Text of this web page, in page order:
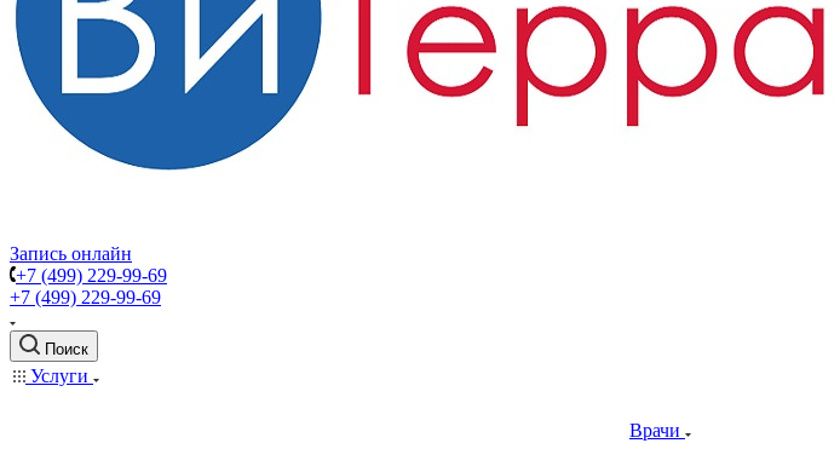
Запись онлайн
+7 (499) 229-99-69
+7 (499) 229-99-69
Поиск
Услуги
Врачи